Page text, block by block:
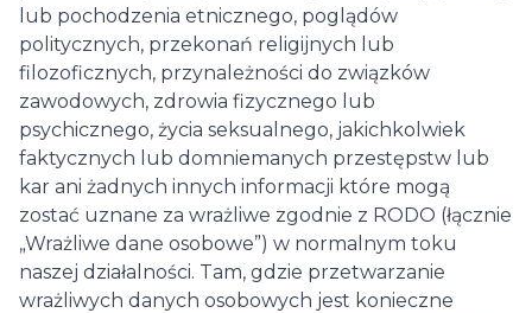
lub pochodzenia etnicznego, poglądów
politycznych, przekonań religijnych lub
filozoficznych, przynależności do związków
zawodowych, zdrowia fizycznego lub
psychicznego, życia seksualnego, jakichkolwiek
faktycznych lub domniemanych przestępstw lub
kar ani żadnych innych informacji które mogą
zostać uznane za wrażliwe zgodnie z RODO (łącznie
„Wrażliwe dane osobowe”) w normalnym toku
naszej działalności. Tam, gdzie przetwarzanie
wrażliwych danych osobowych jest konieczne